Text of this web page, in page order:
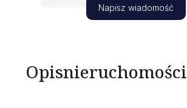
Napisz wiadomość
Opisnieruchomości